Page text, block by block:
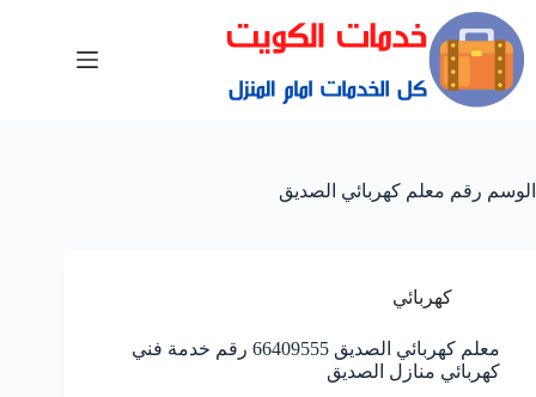
الوسم رقم معلم كهربائي الصديق
كهربائي
معلم كهربائي الصديق 66409555 رقم خدمة فني
كهربائي منازل الصديق